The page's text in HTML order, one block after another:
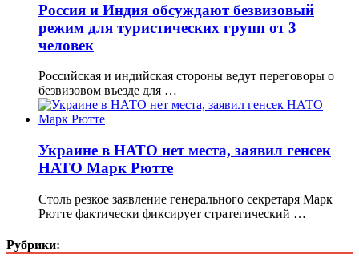
Россия и Индия обсуждают безвизовый
режим для туристических групп от 3
человек
Российская и индийская стороны ведут переговоры о
безвизовом въезде для …
Украине в НАТО нет места, заявил генсек
НАТО Марк Рютте
Столь резкое заявление генерального секретаря Марк
Рютте фактически фиксирует стратегический …
Рубрики: